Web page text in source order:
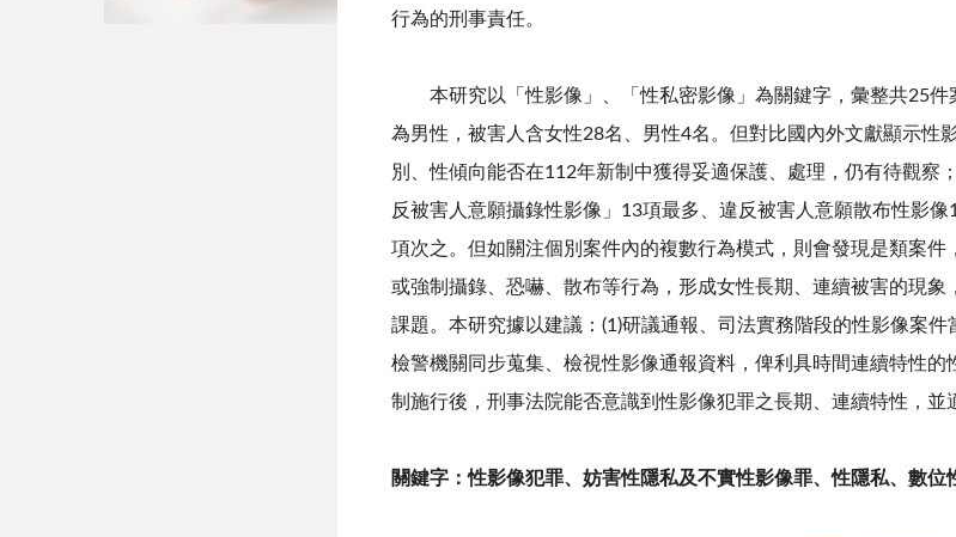
行為的刑事責任。
本研究以「性影像」、「性私密影像」為關鍵字，彙整共25件
為男性，被害人含女性28名、男性4名。但對比國內外文獻顯示性
別、性傾向能否在112年新制中獲得妥適保護、處理，仍有待觀察
反被害人意願攝錄性影像」13項最多、違反被害人意願散布性影
項次之。但如關注個別案件內的複數行為模式，則會發現是類案
或強制攝錄、恐嚇、散布等行為，形成女性長期、連續被害的現
課題。本研究據以建議：(1)研議通報、司法實務階段的性影像案
檢警機關同步蒐集、檢視性影像通報資料，俾利具時間連續特性
制施行後，刑事法院能否意識到性影像犯罪之長期、連續特性，並
關鍵字：性影像犯罪、妨害性隱私及不實性影像罪、性隱私、數位